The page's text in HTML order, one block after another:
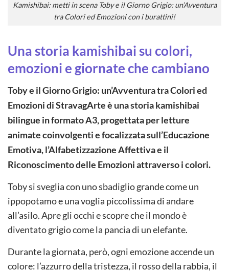
Kamishibai: metti in scena Toby e il Giorno Grigio: un’Avventura
tra Colori ed Emozioni con i burattini!
Una storia kamishibai su colori,
emozioni e giornate che cambiano
Toby e il Giorno Grigio: un’Avventura tra Colori ed
Emozioni di StravagArte è una storia kamishibai
bilingue in formato A3, progettata per letture
animate coinvolgenti e focalizzata sull’Educazione
Emotiva, l’Alfabetizzazione Affettiva e il
Riconoscimento delle Emozioni attraverso i colori.
Toby si sveglia con uno sbadiglio grande come un
ippopotamo e una voglia piccolissima di andare
all’asilo. Apre gli occhi e scopre che il mondo è
diventato grigio come la pancia di un elefante.
Durante la giornata, però, ogni emozione accende un
colore: l’azzurro della tristezza, il rosso della rabbia, il